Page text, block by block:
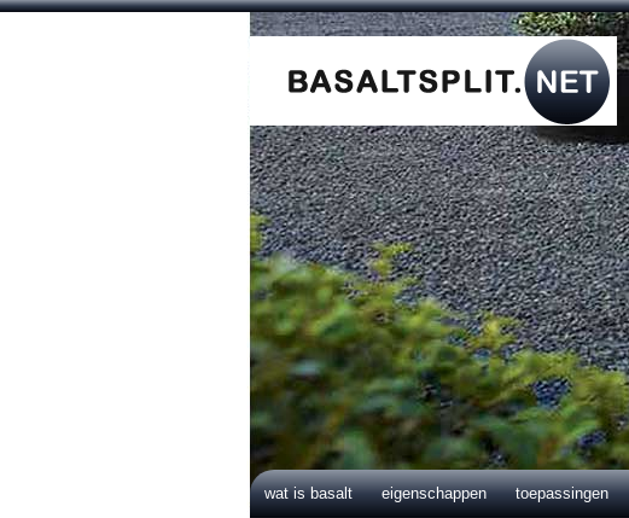
wat is basalt eigenschappen toepassingen